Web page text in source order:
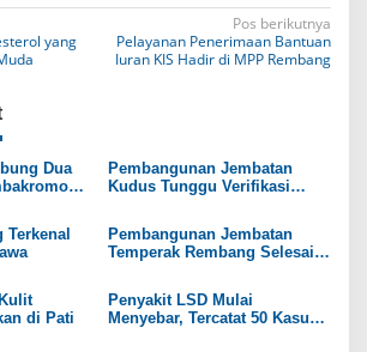
yang
Pos berikutnya
Pelayanan Penerimaan Bantuan
Iuran KIS Hadir di MPP Rembang
Dua
Pembangunan Jembatan
Kudus Tunggu Verifikasi
Pembangunan Jembatan
Temperak Rembang Selesai,
di Pati
Penyakit LSD Mulai
Menyebar, Tercatat 50 Kasus